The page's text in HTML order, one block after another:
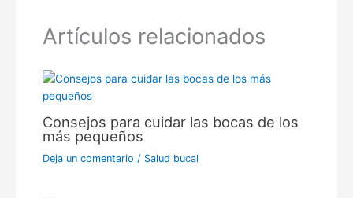
Artículos relacionados
Consejos para cuidar las bocas de los
más pequeños
Deja un comentario / Salud bucal